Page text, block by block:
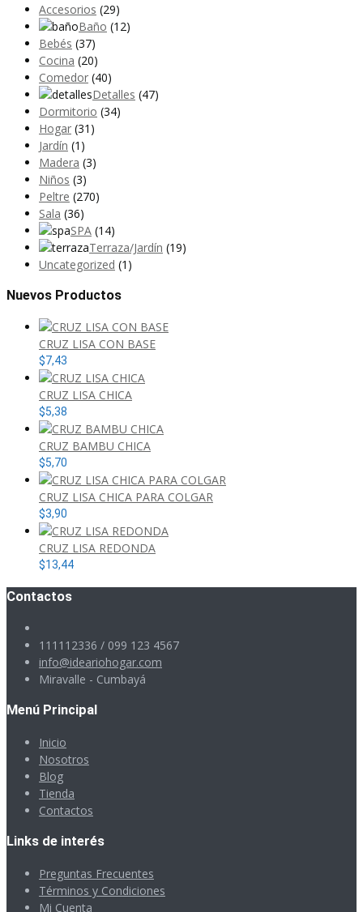
Accesorios (29)
Baño (12)
Bebés (37)
Cocina (20)
Comedor (40)
Detalles (47)
Dormitorio (34)
Hogar (31)
Jardín (1)
Madera (3)
Niños (3)
Peltre (270)
Sala (36)
SPA (14)
Terraza/Jardín (19)
Uncategorized (1)
Nuevos Productos
CRUZ LISA CON BASE
$7,43
CRUZ LISA CHICA
$5,38
CRUZ BAMBU CHICA
$5,70
CRUZ LISA CHICA PARA COLGAR
$3,90
CRUZ LISA REDONDA
$13,44
Contactos
111112336 / 099 123 4567
info@ideariohogar.com
Miravalle - Cumbayá
Menú Principal
Inicio
Nosotros
Blog
Tienda
Contactos
Links de interés
Preguntas Frecuentes
Términos y Condiciones
Mi Cuenta